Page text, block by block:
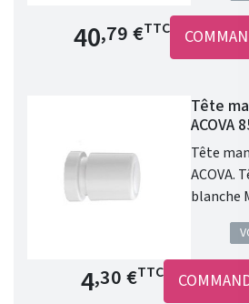
Finition : Blanc. 46 Couleurs en
option. Cette tête
avec
d'un
chaude.
Prix de base
40,79 €TTC
Tête
ACOVA
Tête
ACOVA. Tête manuelle
blanche
Prix de base
4,30 €TTC